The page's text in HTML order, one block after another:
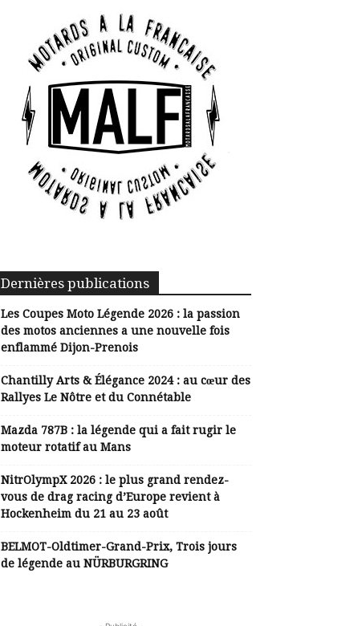
Dernières publications
Les Coupes Moto Légende 2026 : la passion
des motos anciennes a une nouvelle fois
enflammé Dijon-Prenois
Chantilly Arts & Élégance 2024 : au cœur des
Rallyes Le Nôtre et du Connétable
Mazda 787B : la légende qui a fait rugir le
moteur rotatif au Mans
NitrOlympX 2026 : le plus grand rendez-
vous de drag racing d’Europe revient à
Hockenheim du 21 au 23 août
BELMOT-Oldtimer-Grand-Prix, Trois jours
de légende au NÜRBURGRING